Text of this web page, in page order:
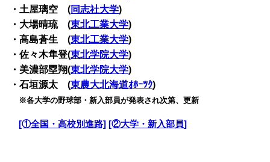
・土屋璃空 (同志社大学)
・大場晴琉 (東北工業大学)
・髙島蒼生 (東北工業大学)
・佐々木隼登(東北学院大学)
・美濃部塁翔(東北学院大学)
・石垣源太 (東農大北海道ｵﾎｰﾂｸ)
※各大学の野球部・新入部員が発表され次第、更新
[①全国・高校別進路] [②大学・新入部員]